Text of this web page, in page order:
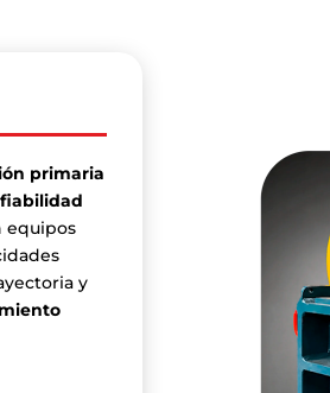
primaria
equipos
y